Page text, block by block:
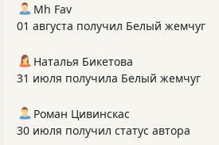
Mh Fav
01 августа получил Белый жемчуг
Наталья Бикетова
31 июля получила Белый жемчуг
Роман Цивинскас
30 июля получил статус автора